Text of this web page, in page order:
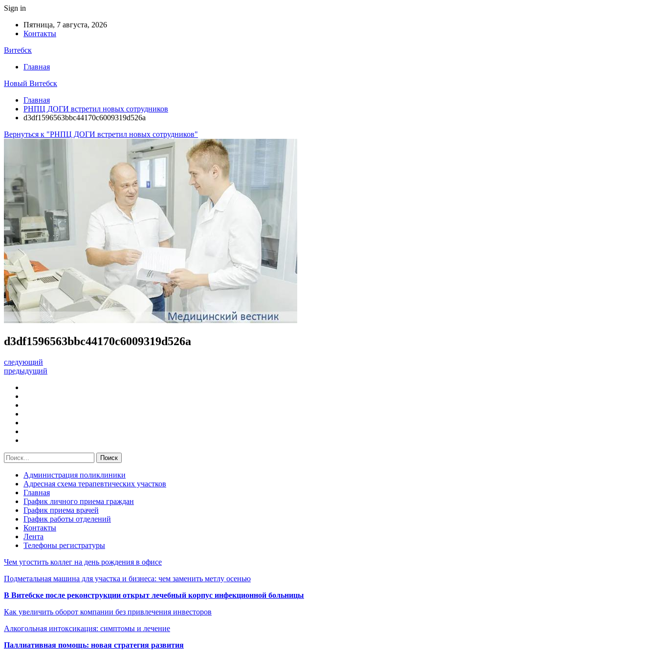
Sign in
Пятница, 7 августа, 2026
Контакты
Витебск
Главная
Новый Витебск
Главная
РНПЦ ДОГИ встретил новых сотрудников
d3df1596563bbc44170c6009319d526a
Вернуться к "РНПЦ ДОГИ встретил новых сотрудников"
d3df1596563bbc44170c6009319d526a
следующий
предыдущий
Администрация поликлиники
Адресная схема терапевтических участков
Главная
График личного приема граждан
График приема врачей
График работы отделений
Контакты
Лента
Телефоны регистратуры
Чем угостить коллег на день рождения в офисе
Подметальная машина для участка и бизнеса: чем заменить метлу осенью
В Витебске после реконструкции открыт лечебный корпус инфекционной больницы
Как увеличить оборот компании без привлечения инвесторов
Алкогольная интоксикация: симптомы и лечение
Паллиативная помощь: новая стратегия развития